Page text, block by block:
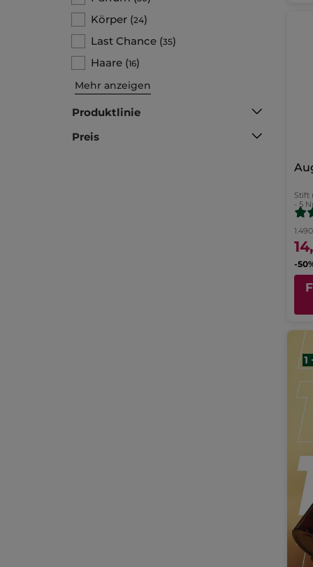
Körper (24)
Last Chance (35)
Haare (16)
Mehr anzeigen
Produktlinie
Preis
Stift
- 5